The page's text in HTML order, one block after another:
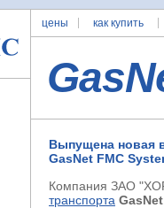
цены как купить
Выпущена новая
GasNet FMC
Компания ЗАО
транспорта